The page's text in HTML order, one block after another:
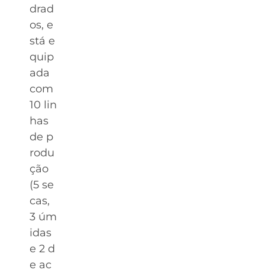
drad
os, e
stá e
quip
ada
com
10 lin
has
de p
rodu
ção
(5 se
cas,
3 úm
idas
e 2 d
e ac